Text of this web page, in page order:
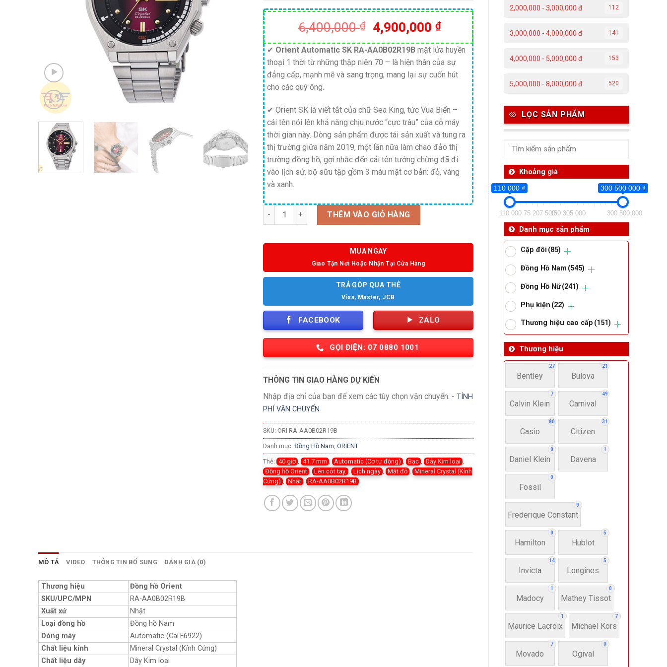
2,000,000 - 3,000,000 đ 112
3,000,000 - 4,000,000 đ 141
4,000,000 - 5,000,000 đ 153
5,000,000 - 8,000,000 đ 520
LỌC SẢN PHẨM
Khoảng giá
110 000 ₫ 300 500 000 ₫
110 000 75 207 500150 305 000 300 500 000
Danh mục sản phẩm
Cặp đôi (85)
Đồng Hồ Nam (545)
Đồng Hồ Nữ (241)
Phụ kiện (22)
Thương hiệu cao cấp (151)
Thương hiệu
27
Bentley
21
Bulova
7
Calvin Klein
49
Carnival
80
Casio
31
Citizen
0
Daniel Klein
1
Davena
0
Fossil
9
Frederique Constant
0
Hamilton
5
Hublot
14
Invicta
5
Longines
1
Madocy
0
Mathey Tissot
1
Maurice Lacroix
7
Michael Kors
7
Movado
0
Ogival
6,400,000₫
Giá
gốc
là:
6,400,000 ₫.
4,900,000 ₫Giá
hiện
tại
là:
4,900,000 ₫.
✔ Orient Automatic SK RA-AA0B02R19B mặt lửa huyền
thoại 1 thời từ những thập niên 70 – là hiện thân của sự
đẳng cấp, mạnh mẽ và sang trọng, mang lại sự cuốn hút
cho các quý ông.
✔ Orient SK là viết tắt của chữ Sea King, tức Vua Biển –
cái tên nói lên khả năng chịu nước “cực trâu” của cỗ máy
thời gian này. Dòng sản phẩm được tái sản xuất và tung ra
thị trường giữa năm 2019, một lần nữa làm chao đảo thị
trường đồng hồ, gợi nhắc đến cái tên tưởng chừng đã đi
vào lịch sử, bộ sữu tập gồm 3 màu mặt cơ bản: đỏ, vàng
và xanh.
Số lượng THÊM VÀO GIỎ HÀNG
MUA NGAY
Giao Tận Nơi Hoặc Nhận Tại Cửa Hàng
TRẢ GÓP QUA THẺ
Visa, Master, JCB
FACEBOOK ZALO
GỌI ĐIỆN: 07 0880 1001
THÔNG TIN GIAO HÀNG DỰ KIẾN
Nhập địa chỉ của bạn để xem các tùy chọn vận chuyển. -TÍNH
PHÍ VẬN CHUYỂN
SKU: ORI RA-AA0B02R19B
Danh mục:Đồng Hồ Nam ,ORIENT
Thẻ: 40 giờ , 41.7 mm , Automatic (Cơ tự động) , Bạc , Dây Kim loại
Đồng hồ Orient
, Lên cót tay. , Lịch ngày , Mặt đỏ , Mineral Crystal (Kính
Cứng)
, Nhật , RA-AA0B02R19B
MÔ TẢ VIDEO THÔNG TIN BỔ SUNG ĐÁNH GIÁ (0)
Thương hiệu
Đồng hồ Orient
SKU/UPC/MPN
RA-AA0B02R19B
Xuất xứ
Nhật
Loại đồng hồ
Đồng hồ Nam
Dòng máy
Automatic (Cal.F6922)
Chất liệu kính
Mineral Crystal (Kính Cứng)
Chất liệu dây
Dây Kim loại